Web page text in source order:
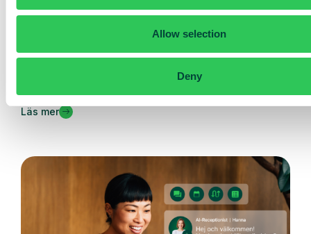
Allow selection
Deny
Ny schemaläggningsfunktion i din växel
Nu kan ni enkelt hantera öppettider och helgdagar i er
Läs mer